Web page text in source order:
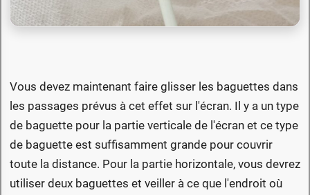
Vous devez maintenant faire glisser les baguettes dans
les passages prévus à cet effet sur l'écran. Il y a un type
de baguette pour la partie verticale de l'écran et ce type
de baguette est suffisamment grande pour couvrir
toute la distance. Pour la partie horizontale, vous devrez
utiliser deux baguettes et veiller à ce que l'endroit où